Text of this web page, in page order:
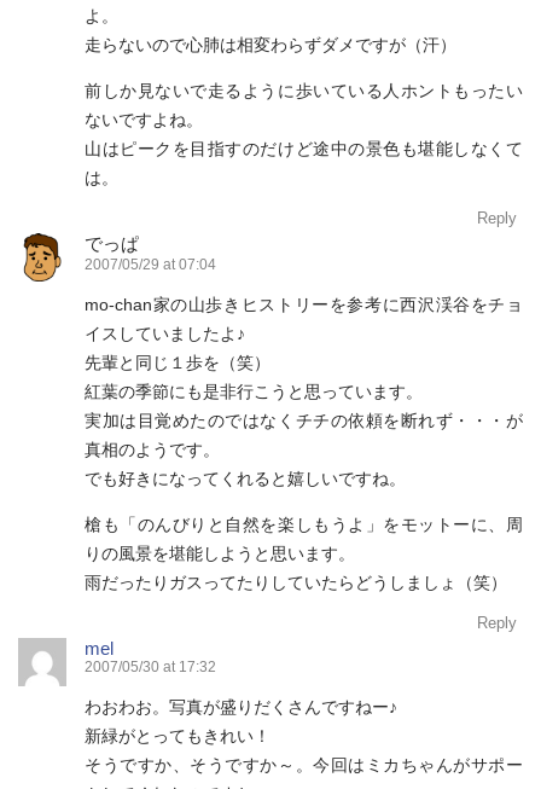
よ。
走らないので心肺は相変わらずダメですが（汗）
前しか見ないで走るように歩いている人ホントもったい
ないですよね。
山はピークを目指すのだけど途中の景色も堪能しなくて
は。
Reply
でっぱ
2007/05/29 at 07:04
mo-chan家の山歩きヒストリーを参考に西沢渓谷をチョ
イスしていましたよ♪
先輩と同じ１歩を（笑）
紅葉の季節にも是非行こうと思っています。
実加は目覚めたのではなくチチの依頼を断れず・・・が
真相のようです。
でも好きになってくれると嬉しいですね。
槍も「のんびりと自然を楽しもうよ」をモットーに、周
りの風景を堪能しようと思います。
雨だったりガスってたりしていたらどうしましょ（笑）
Reply
mel
2007/05/30 at 17:32
わおわお。写真が盛りだくさんですねー♪
新緑がとってもきれい！
そうですか、そうですか～。今回はミカちゃんがサポー